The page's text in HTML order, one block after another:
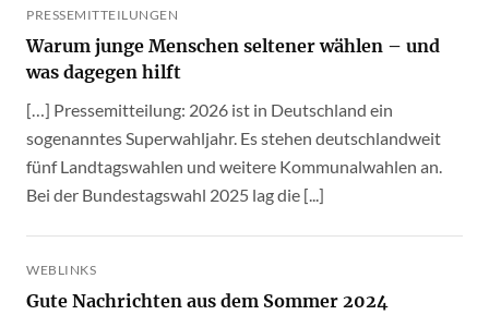
PRESSEMITTEILUNGEN
Warum junge Menschen seltener wählen – und
was dagegen hilft
[…] Pressemitteilung: 2026 ist in Deutschland ein
sogenanntes Superwahljahr. Es stehen deutschlandweit
fünf Landtagswahlen und weitere Kommunalwahlen an.
Bei der Bundestagswahl 2025 lag die [...]
WEBLINKS
Gute Nachrichten aus dem Sommer 2024